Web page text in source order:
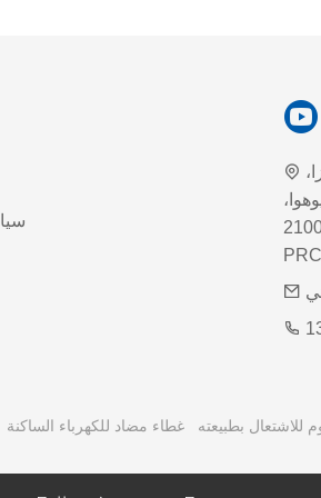
210012،
بطبيعته غطاء مضاد للكهرباء الساكنة